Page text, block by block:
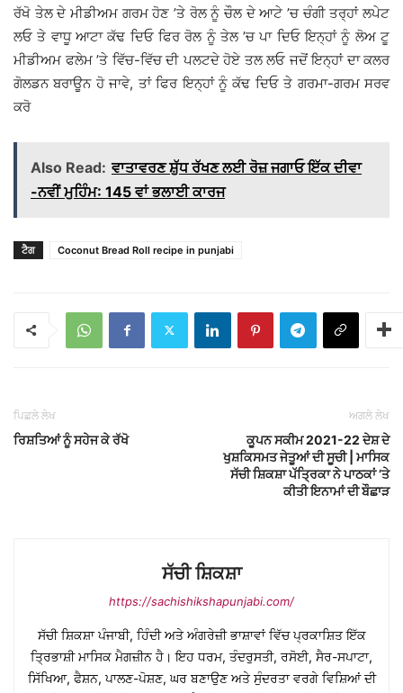
ਰੱਖੋ ਤੇਲ ਦੇ ਮੀਡੀਅਮ ਗਰਮ ਹੋਣ ’ਤੇ ਰੋਲ ਨੂੰ ਚੌਲ ਦੇ ਆਟੇ ’ਚ ਚੰਗੀ ਤਰ੍ਹਾਂ ਲਪੇਟ
ਲਓ ਤੇ ਵਾਧੂ ਆਟਾ ਕੱਢ ਦਿਓ ਫਿਰ ਰੋਲ ਨੂੰ ਤੇਲ ’ਚ ਪਾ ਦਿਓ ਇਨ੍ਹਾਂ ਨੂੰ ਲੋਅ ਟੂ
ਮੀਡੀਅਮ ਫਲੇਮ ’ਤੇ ਵਿੱਚ-ਵਿੱਚ ਦੀ ਪਲਟਦੇ ਹੋਏ ਤਲ ਲਓ ਜਦੋਂ ਇਨ੍ਹਾਂ ਦਾ ਕਲਰ
ਗੋਲਡਨ ਬਰਾਊਨ ਹੋ ਜਾਵੇ, ਤਾਂ ਫਿਰ ਇਨ੍ਹਾਂ ਨੂੰ ਕੱਢ ਦਿਓ ਤੇ ਗਰਮਾ-ਗਰਮ ਸਰਵ
ਕਰੋ
Also Read: ਵਾਤਾਵਰਣ ਸ਼ੁੱਧ ਰੱਖਣ ਲਈ ਰੋਜ਼ ਜਗਾਓ ਇੱਕ ਦੀਵਾ
-ਨਵੀਂ ਮੁਹਿੰਮ: 145 ਵਾਂ ਭਲਾਈ ਕਾਰਜ
ਟੈਗ Coconut Bread Roll recipe in punjabi
ਪਿਛਲੇ ਲੇਖ
ਰਿਸ਼ਤਿਆਂ ਨੂੰ ਸਹੇਜ ਕੇ ਰੱਖੋ
ਅਗਲੇ ਲੇਖ
ਕੂਪਨ ਸਕੀਮ 2021-22 ਦੇਸ਼ ਦੇ
ਖੁਸ਼ਕਿਸਮਤ ਜੇਤੂਆਂ ਦੀ ਸੂਚੀ | ਮਾਸਿਕ
ਸੱਚੀ ਸ਼ਿਕਸ਼ਾ ਪੱਤ੍ਰਿਕਾ ਨੇ ਪਾਠਕਾਂ ’ਤੇ
ਕੀਤੀ ਇਨਾਮਾਂ ਦੀ ਬੌਛਾੜ
ਸੱਚੀ ਸ਼ਿਕਸ਼ਾ
https://sachishikshapunjabi.com/
ਸੱਚੀ ਸ਼ਿਕਸ਼ਾ ਪੰਜਾਬੀ, ਹਿੰਦੀ ਅਤੇ ਅੰਗਰੇਜ਼ੀ ਭਾਸ਼ਾਵਾਂ ਵਿੱਚ ਪ੍ਰਕਾਸ਼ਿਤ ਇੱਕ
ਤ੍ਰਿਭਾਸ਼ੀ ਮਾਸਿਕ ਮੈਗਜ਼ੀਨ ਹੈ। ਇਹ ਧਰਮ, ਤੰਦਰੁਸਤੀ, ਰਸੋਈ, ਸੈਰ-ਸਪਾਟਾ,
ਸਿੱਖਿਆ, ਫੈਸ਼ਨ, ਪਾਲਣ-ਪੋਸ਼ਣ, ਘਰ ਬਣਾਉਣ ਅਤੇ ਸੁੰਦਰਤਾ ਵਰਗੇ ਵਿਸ਼ਿਆਂ ਦੀ